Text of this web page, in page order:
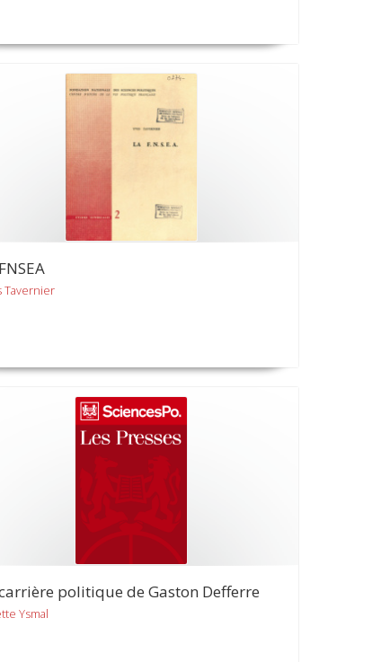
Tavernier
politique de Gaston Defferre
Ysmal